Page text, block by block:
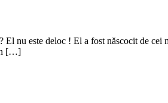
El nu este deloc ! El a fost născocit de
[…]